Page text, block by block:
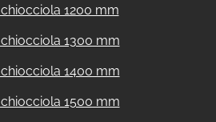
1200 mm
1300 mm
1400 mm
1500 mm